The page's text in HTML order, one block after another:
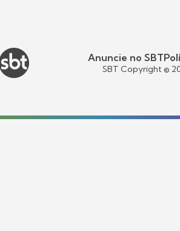
Anuncie no SBT
SBT Copyright ©